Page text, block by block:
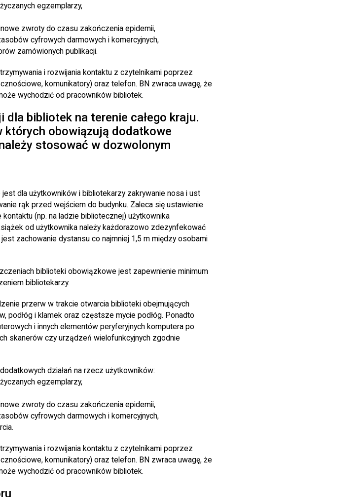
egzemplarzy,
zwroty do czasu zakończenia epidemii,
cyfrowych darmowych i komercyjnych,
zamówionych publikacji.
i rozwijania kontaktu z czytelnikami poprzez
komunikatory) oraz telefon. BN zwraca uwagę, że
wychodzić od pracowników bibliotek.
dla bibliotek na terenie całego kraju.
których obowiązują dodatkowe
stosować w dozwolonym
dla użytkowników i bibliotekarzy zakrywanie nosa i ust
rąk przed wejściem do budynku. Zaleca się ustawienie
(np. na ladzie bibliotecznej) użytkownika
od użytkownika należy każdorazowo zdezynfekować
zachowanie dystansu co najmniej 1,5 m między osobami
biblioteki obowiązkowe jest zapewnienie minimum
bibliotekarzy.
przerw w trakcie otwarcia biblioteki obejmujących
podłóg i klamek oraz częstsze mycie podłóg. Ponadto
i innych elementów peryferyjnych komputera po
skanerów czy urządzeń wielofunkcyjnych zgodnie
działań na rzecz użytkowników:
egzemplarzy,
zwroty do czasu zakończenia epidemii,
cyfrowych darmowych i komercyjnych,
i rozwijania kontaktu z czytelnikami poprzez
komunikatory) oraz telefon. BN zwraca uwagę, że
wychodzić od pracowników bibliotek.